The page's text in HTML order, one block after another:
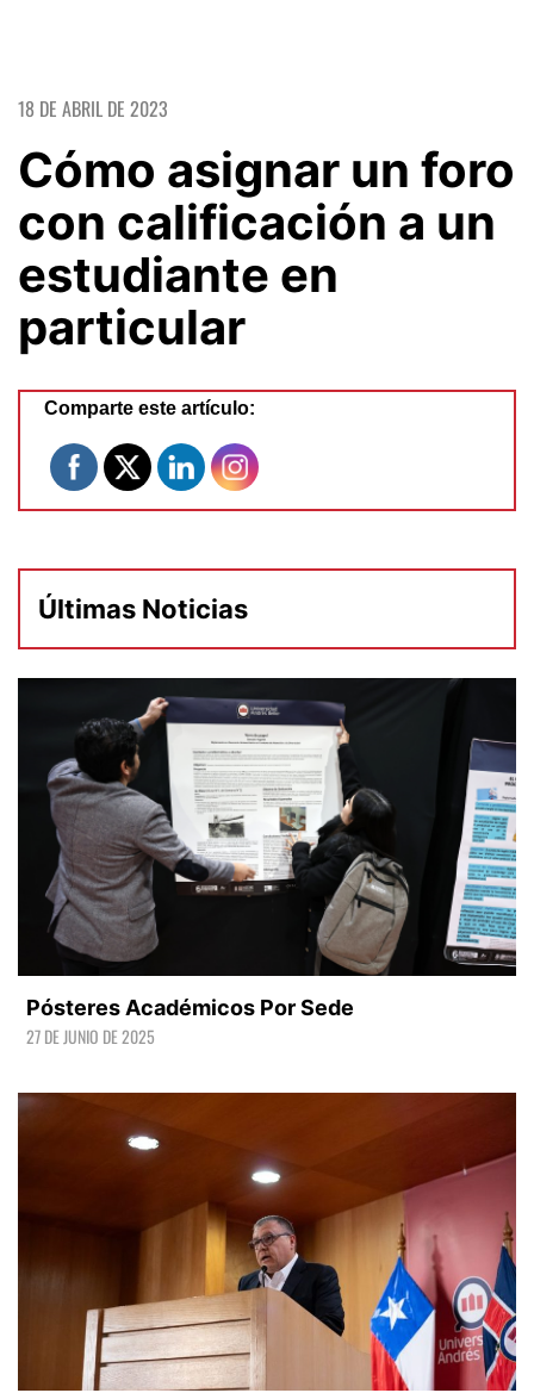
18 DE ABRIL DE 2023
Cómo asignar un foro
con calificación a un
estudiante en
particular
Comparte este artículo:
Últimas Noticias
Pósteres Académicos Por Sede
27 DE JUNIO DE 2025